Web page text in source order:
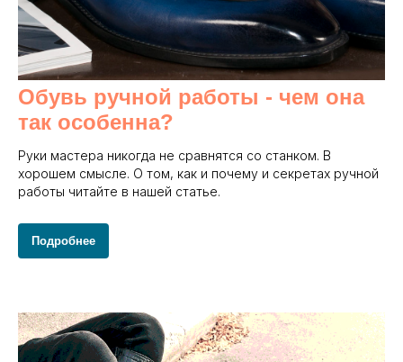
Обувь ручной работы - чем она
так особенна?
Руки мастера никогда не сравнятся со станком. В
хорошем смысле. О том, как и почему и секретах ручной
работы читайте в нашей статье.
Подробнее